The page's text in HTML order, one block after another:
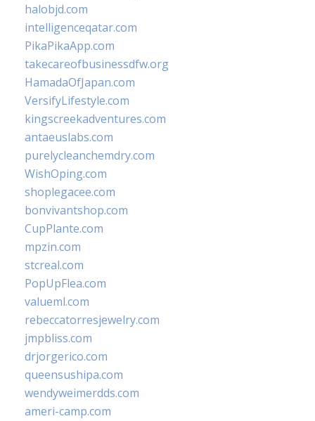
halobjd.com
intelligenceqatar.com
PikaPikaApp.com
takecareofbusinessdfw.org
HamadaOfJapan.com
VersifyLifestyle.com
kingscreekadventures.com
antaeuslabs.com
purelycleanchemdry.com
WishOping.com
shoplegacee.com
bonvivantshop.com
CupPlante.com
mpzin.com
stcreal.com
PopUpFlea.com
valueml.com
rebeccatorresjewelry.com
jmpbliss.com
drjorgerico.com
queensushipa.com
wendyweimerdds.com
ameri-camp.com